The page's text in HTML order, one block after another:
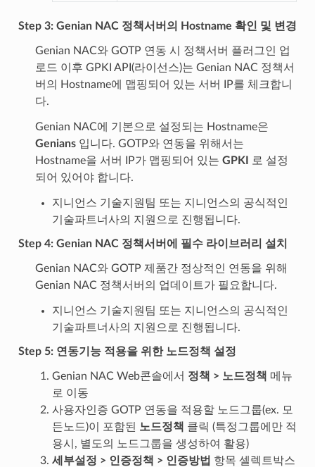
Step 3: Genian NAC 정책서버의 Hostname 확인 및 변경
Genian NAC와 GOTP 연동 시 정책서버 플러그인 업
로드 이후 GPKI API(라이선스)는 Genian NAC 정책서
버의 Hostname에 맵핑되어 있는 서버 IP를 체크합니
다.
Genian NAC에 기본으로 설정되는 Hostname은
Genians입니다. GOTP와 연동을 위해서는
Hostname을 서버 IP가 맵핑되어 있는 GPKI
로 설정
되어 있어야 합니다.
지니언스 기술지원팀 또는 지니언스의 공식적인
기술파트너사의 지원으로 진행됩니다.
Step 4: Genian NAC 정책서버에 필수 라이브러리 설치
Genian NAC와 GOTP 제품간 정상적인 연동을 위해
Genian NAC 정책서버의 업데이트가 필요합니다.
지니언스 기술지원팀 또는 지니언스의 공식적인
기술파트너사의 지원으로 진행됩니다.
Step 5: 연동기능 적용을 위한 노드정책 설정
Genian NAC Web콘솔에서 정책 > 노드정책 메뉴
로 이동
사용자인증 GOTP 연동을 적용할 노드그룹(ex. 모
든노드)이 포함된
노드정책 클릭 (특정그룹에만 적
용시, 별도의 노드그룹을 생성하여 활용)
세부설정 > 인증정책 > 인증방법 항목 셀렉트박스